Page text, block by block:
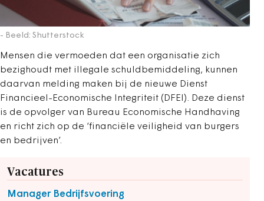
- Beeld: Shutterstock
Mensen die vermoeden dat een organisatie zich
bezighoudt met illegale schuldbemiddeling, kunnen
daarvan melding maken bij de nieuwe Dienst
Financieel-Economische Integriteit (DFEI). Deze dienst
is de opvolger van Bureau Economische Handhaving
en richt zich op de ‘financiële veiligheid van burgers
en bedrijven’.
Vacatures
Manager Bedrijfsvoering